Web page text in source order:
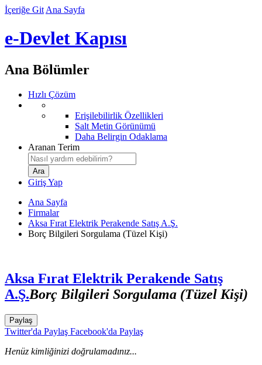
İçeriğe Git Ana Sayfa
e-Devlet Kapısı
Ana Bölümler
Hızlı Çözüm
Erişilebilirlik Özellikleri
Salt Metin Görünümü
Daha Belirgin Odaklama
Aranan Terim
Giriş Yap
Ana Sayfa
Firmalar
Aksa Fırat Elektrik Perakende Satış A.Ş.
Borç Bilgileri Sorgulama (Tüzel Kişi)
Aksa Fırat Elektrik Perakende Satış
A.Ş.Borç Bilgileri Sorgulama (Tüzel Kişi)
Paylaş
Twitter'da Paylaş Facebook'da Paylaş
Henüz kimliğinizi doğrulamadınız...